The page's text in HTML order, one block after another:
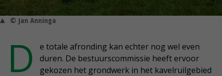
© Jan Anninga
D
e totale afronding kan echter nog wel even
duren. De bestuurscommissie heeft ervoor
gekozen het grondwerk in het kavelruilgebied